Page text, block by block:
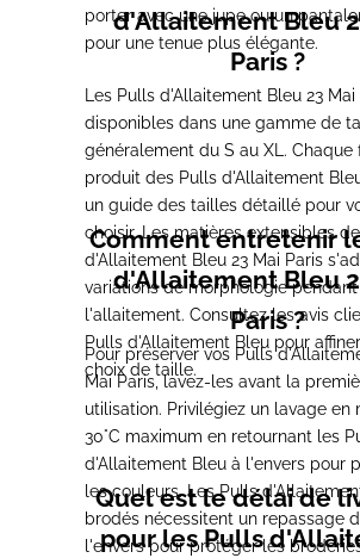
porter avec une jupe ou un
pour une tenue plus élégante.
d'Allaitement Bleu
Paris ?
Les Pulls d'Allaitement Bleu 23 Mai
disponibles dans une gamme de
généralement du S au XL. Chaque
produit des Pulls d'Allaitement
un guide des tailles détaillé pour
choisir. Les matières extensibles
d'Allaitement Bleu 23 Mai Paris
variations de morphologie pendant
l'allaitement. Consultez les avis
Pulls d'Allaitement Bleu pour
choix de taille.
Comment entretenir
d'Allaitement Bleu
Paris ?
Pour préserver vos Pulls
Mai Paris, lavez-les avant la
utilisation. Privilégiez un lavage en
30°C maximum en retournant les
d'Allaitement Bleu à l'envers pour
les couleurs. Les Pulls
brodés nécessitent un repassage
l'envers pour protéger les
Quel est le délai de
pour les Pulls